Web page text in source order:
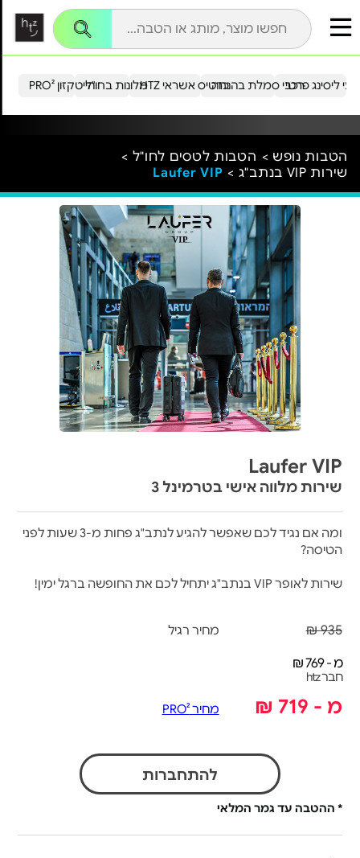
הייטקזון PRO²מלונות בחו"ל כרטיס אשראי HTZ ליסינג פרטירכבי סמלת בהנחה
הטבות נופש > הטבות לטסים לחו"ל >
שירות VIP בנתב"ג >
Laufer VIP
Laufer VIP
שירות מלווה אישי בטרמינל 3
ומה אם נגיד לכם שאפשר להגיע לנתב"ג פחות מ-3 שעות לפני
הטיסה?
שירות לאופר VIP בנתב"ג יתחיל לכם את החופשה ברגל ימין!
935 ₪ מחיר רגיל
מ - 769 ₪
חבר htz
מ - 719 ₪ מחיר PRO²
להתחברות
* ההטבה עד גמר המלאי